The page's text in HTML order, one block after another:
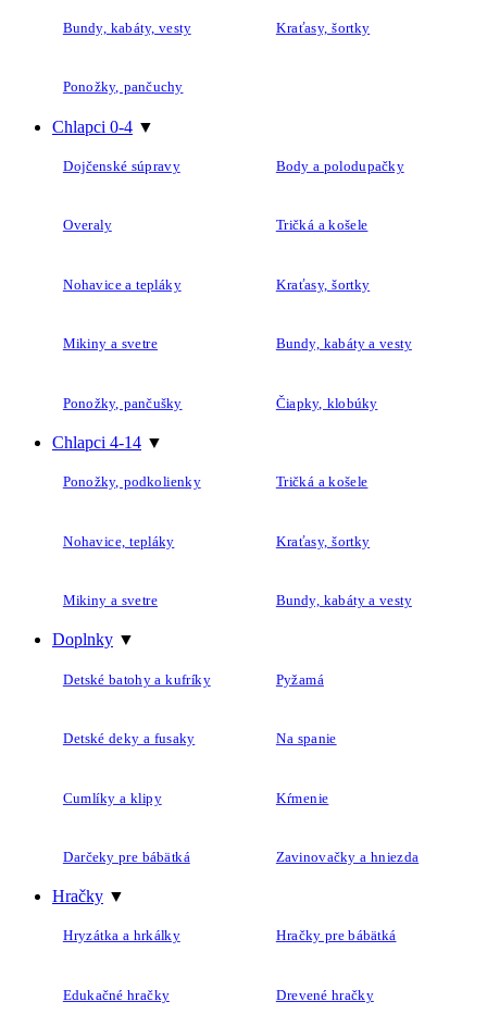
Bundy, kabáty, vesty Kraťasy, šortky
Ponožky, pančuchy
Chlapci 0-4 ▼
Dojčenské súpravy Body a polodupačky
Overaly Tričká a košele
Nohavice a tepláky Kraťasy, šortky
Mikiny a svetre Bundy, kabáty a vesty
Ponožky, pančušky Čiapky, klobúky
Chlapci 4-14 ▼
Ponožky, podkolienky Tričká a košele
Nohavice, tepláky Kraťasy, šortky
Mikiny a svetre Bundy, kabáty a vesty
Doplnky ▼
Detské batohy a kufríky Pyžamá
Detské deky a fusaky Na spanie
Cumlíky a klipy Kŕmenie
Darčeky pre bábätká Zavinovačky a hniezda
Hračky ▼
Hryzátka a hrkálky Hračky pre bábätká
Edukačné hračky Drevené hračky